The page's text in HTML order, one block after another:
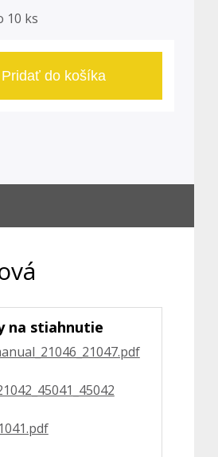
10 ks
Pridať do košíka
na stiahnutie